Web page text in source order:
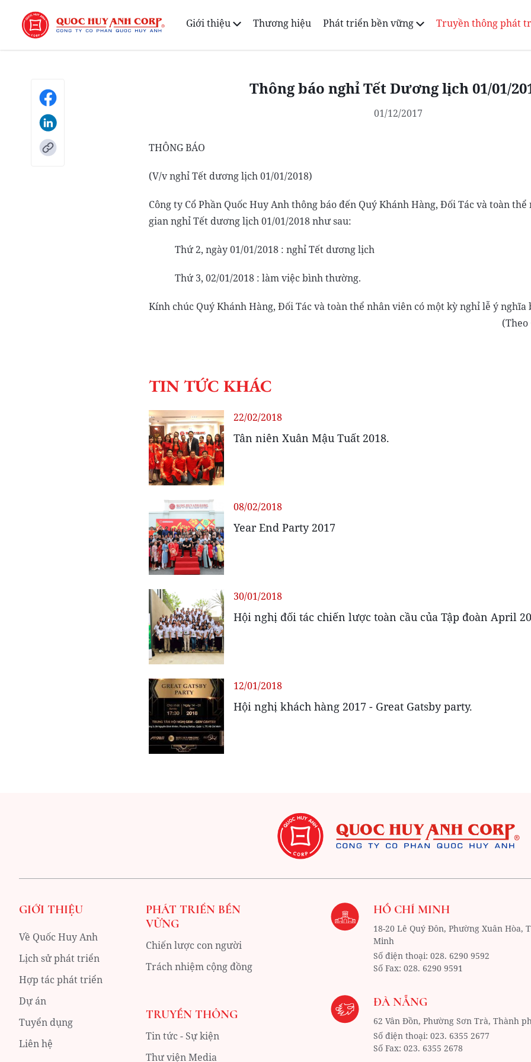
Giới thiệu Thương hiệu Phát triển bền vững Truyền thông phát
Thông báo nghỉ Tết Dương lịch 01/01/
01/12/2017
THÔNG BÁO
(V/v nghỉ Tết dương lịch 01/01/2018)
Công ty Cổ Phần Quốc Huy Anh thông báo đến Quý Khánh Hàng, Đối Tác và toàn
gian nghỉ Tết dương lịch 01/01/2018 như sau:
Thứ 2, ngày 01/01/2018 : nghỉ Tết dương lịch
Thứ 3, 02/01/2018 : làm việc bình thường.
Kính chúc Quý Khánh Hàng, Đối Tác và toàn thể nhân viên có một kỳ nghỉ lễ ý
(Theo Quoc Huy
TIN TỨC KHÁC
22/02/2018
Tân niên Xuân Mậu Tuất 2018.
08/02/2018
Year End Party 2017
30/01/2018
Hội nghị đối tác chiến lược toàn cầu của Tập đoàn April
12/01/2018
Hội nghị khách hàng 2017 - Great Gatsby party.
GIỚI THIỆU
Về Quốc Huy Anh
Lịch sử phát triển
Hợp tác phát triển
Dự án
Tuyển dụng
Liên hệ
PHÁT TRIỂN BỀN
VỮNG
Chiến lược con người
Trách nhiệm cộng đồng
TRUYỀN THÔNG
Tin tức - Sự kiện
Thư viện Media
HỒ CHÍ MINH
18-20 Lê Quý Đôn, Phường Xuân Hòa,
Minh
Số điện thoại:028. 6290 9592
Số Fax:028. 6290 9591
ĐÀ NẴNG
62 Vân Đồn, Phường Sơn Trà,Thành
Số điện thoại:023. 6355 2677
Số Fax:023. 6355 2678